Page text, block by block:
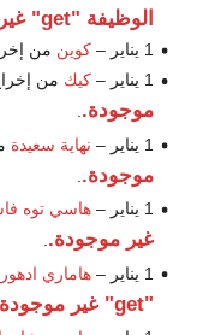
الوظيفة "get" غير موجودة.
1 يناير –
كوين من
1 يناير –
كيك من
موجودة..
1 يناير –
نهاية سعيدة
موجودة.
1 يناير –
هاسي توه
غير موجودة..
1 يناير –
هاماري
"get" غير موجودة.